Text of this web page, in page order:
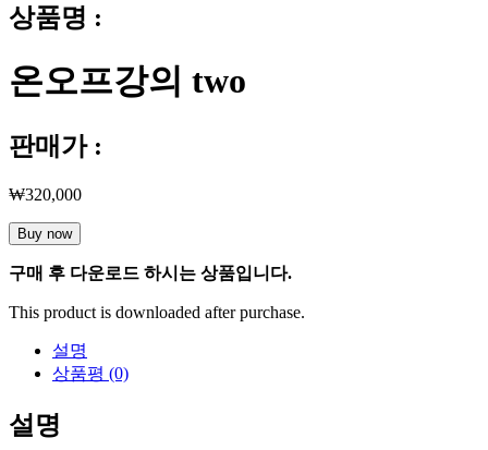
상품명 :
온오프강의 two
판매가 :
₩320,000
온
프
의
Buy now
구매 후 다운로드 하시는 상품입니다.
This product is downloaded after purchase.
설명
상품평 (0)
설명